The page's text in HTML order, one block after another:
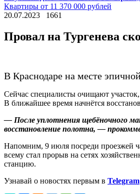
Квартиры от 11 370 000 рублей
20.07.2023
1661
Провал на Тургенева
В Краснодаре на месте
Сейчас специалисты очищают
В ближайшее время начнётся
— После уплотнения щебёночного
восстановление полотна, —
Напомним, 9 июля посреди проезжей
всему стал прорыв на сетях
станцию.
Узнавай о новостях первым в Telegram